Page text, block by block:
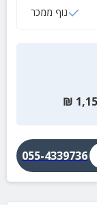
נוף ממכר
₪
055-4339736